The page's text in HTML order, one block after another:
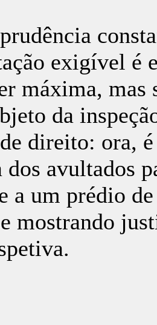
exigível é
máxima, mas
da
direito: ora,
dos avultados
a um prédio
mostrando